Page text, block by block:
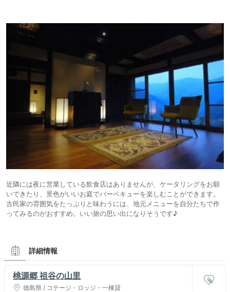
近隣には夜に営業している飲食店はありませんが、ケータリングをお願
いできたり、景色がいいお庭でバーベキューを楽しむことができます。
古民家の雰囲気をたっぷりと味わうには、地元メニューを自分たちで作
ってみるのがおすすめ。いい旅の思い出になりそうです♪
詳細情報
桃源郷 祖谷の山里
徳島県 / コテージ・ロッジ・一棟貸